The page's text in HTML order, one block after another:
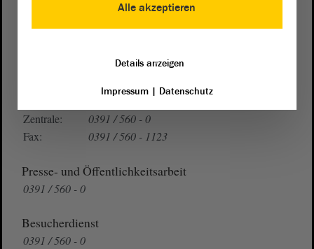
Auf Google Maps
Telefon und Fax
Zentrale:
0391 / 560 - 0
Fax:
0391 / 560 - 1123
Presse- und Öffentlichkeitsarbeit
0391 / 560 - 0
Besucherdienst
0391 / 560 - 0
Alle akzeptieren
Details anzeigen
Impressum| Datenschutz